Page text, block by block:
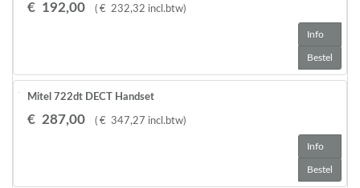
€ 192,00 ( € 232,32 incl.btw)
Info
Bestel
Mitel 722dt DECT Handset
€ 287,00 ( € 347,27 incl.btw)
Info
Bestel